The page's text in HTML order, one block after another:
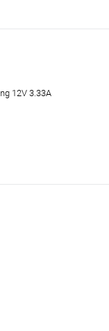
12V 3.33A